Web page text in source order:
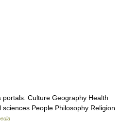
Culture Geography Health
People Philosophy Religion